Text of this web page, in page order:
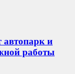
автопарк и
работы